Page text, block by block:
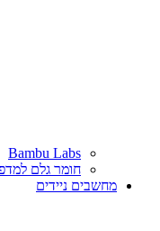
Bambu Labs
חומר גלם
מחשבים ניידים